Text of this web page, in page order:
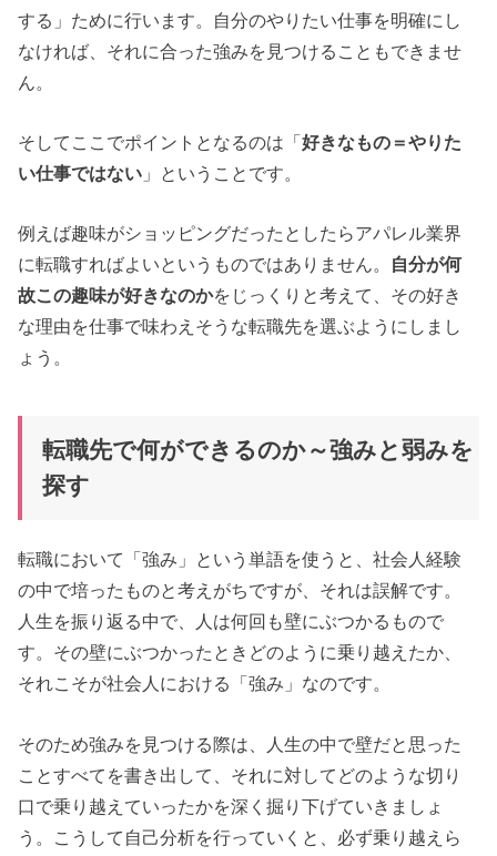
する」ために行います。自分のやりたい仕事を明確にし
なければ、それに合った強みを見つけることもできませ
ん。
そしてここでポイントとなるのは「好きなもの＝やりた
い仕事ではない 」ということです。
例えば趣味がショッピングだったとしたらアパレル業界
に転職すればよいというものではありません。 自分が何
故この趣味が好きなのかをじっくりと考えて、その好き
な理由を仕事で味わえそうな転職先を選ぶようにしまし
ょう。
転職先で何ができるのか～強みと弱みを
探す
転職において「強み」という単語を使うと、社会人経験
の中で培ったものと考えがちですが、それは誤解です。
人生を振り返る中で、人は何回も壁にぶつかるもので
す。その壁にぶつかったときどのように乗り越えたか、
それこそが社会人における「強み」なのです。
そのため強みを見つける際は、人生の中で壁だと思った
ことすべてを書き出して、それに対してどのような切り
口で乗り越えていったかを深く掘り下げていきましょ
う。こうして自己分析を行っていくと、必ず乗り越えら